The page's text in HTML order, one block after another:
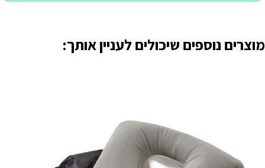
מוצרים נוספים שיכולים לעניין אותך: